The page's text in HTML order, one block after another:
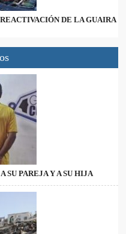
DE LA GUAIRA
SU PAREJA Y A SU HIJA